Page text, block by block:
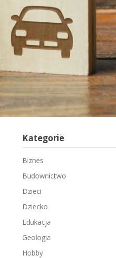
Kategorie
Biznes
Budownictwo
Dzieci
Dziecko
Edukacja
Geologia
Hobby